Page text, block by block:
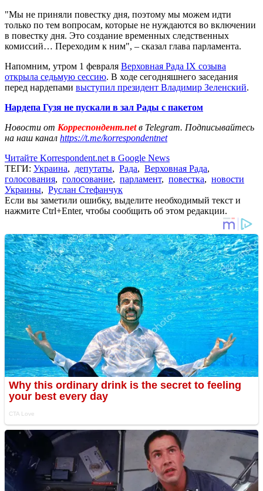
"Мы не приняли повестку дня, поэтому мы можем идти
только по тем вопросам, которые не нуждаются во включении
в повестку дня. Это создание временных следственных
комиссий… Переходим к ним", – сказал глава парламента.
Напомним, утром 1 февраля Верховная Рада IX созыва
открыла седьмую сессию. В ходе сегодняшнего заседания
перед нардепами выступил президент Владимир Зеленский.
Нардепа Гузя не пускали в зал Рады с пакетом
Новости от Корреспондент.netв Telegram. Подписывайтесь
на наш канал https://t.me/korrespondentnet
Читайте Korrespondent.net в Google News
ТЕГИ: Украина, депутаты, Рада, Верховная Рада,
голосования, голосование, парламент, повестка, новости
Украины, Руслан Стефанчук
Если вы заметили ошибку, выделите необходимый текст и
нажмите Ctrl+Enter, чтобы сообщить об этом редакции.